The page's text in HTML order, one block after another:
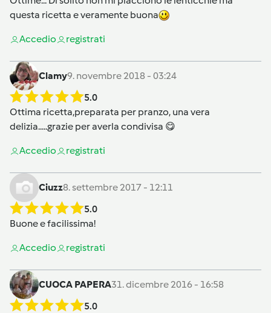
questa ricetta e veramente buona
Accedio registrati
Clamy9. novembre 2018 - 03:24
5.0
Ottima ricetta,preparata per pranzo, una vera
delizia.....grazie per averla condivisa 😋
Accedio registrati
Ciuzz8. settembre 2017 - 12:11
5.0
Buone e facilissima!
Accedio registrati
CUOCA PAPERA31. dicembre 2016 - 16:58
5.0